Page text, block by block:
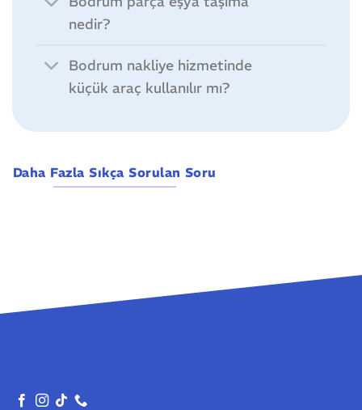
nedir?
Bodrum nakliye hizmetinde
küçük araç kullanılır mı?
Daha Fazla Sıkça Sorulan Soru